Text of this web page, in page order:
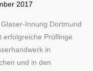
2017
Innung Dortmund
erfolgreiche Prüflinge
in
und in den